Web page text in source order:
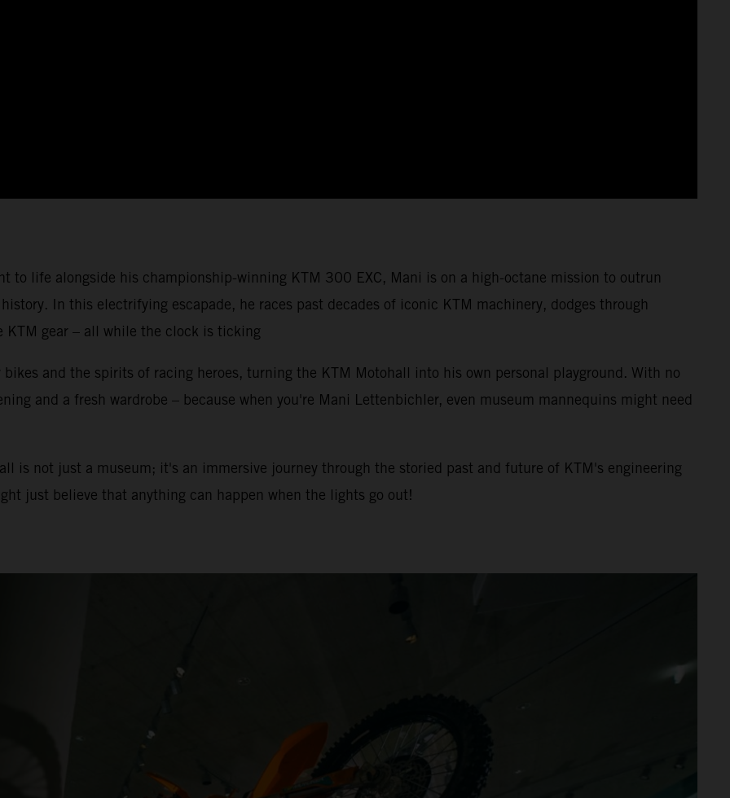
to life alongside his championship-winning KTM 300 EXC, Mani is on a high-octane mission to outrun
In this electrifying escapade, he races past decades of iconic KTM machinery, dodges through
KTM gear – all while the clock is ticking
and the spirits of racing heroes, turning the KTM Motohall into his own personal playground. With no
and a fresh wardrobe – because when you're Mani Lettenbichler, even museum mannequins might need
is not just a museum; it's an immersive journey through the storied past and future of KTM's engineering
just believe that anything can happen when the lights go out!